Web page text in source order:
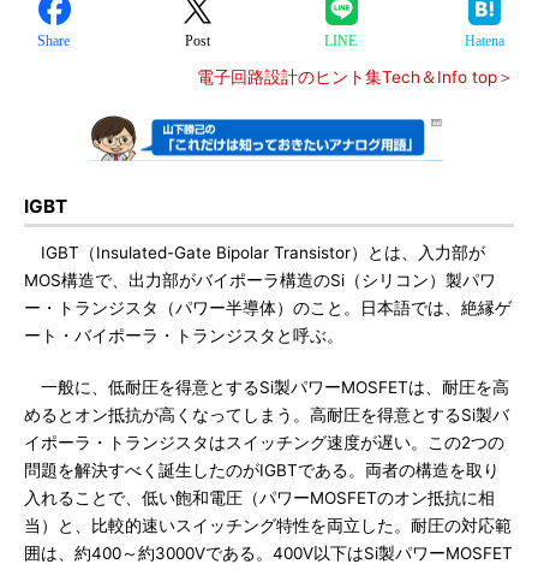
Share Post LINE Hatena
電子回路設計のヒント集Tech＆Info top＞
IGBT
IGBT（Insulated-Gate Bipolar Transistor）とは、入力部が
MOS構造で、出力部がバイポーラ構造のSi（シリコン）製パワ
ー・トランジスタ（パワー半導体）のこと。日本語では、絶縁ゲ
ート・バイポーラ・トランジスタと呼ぶ。
一般に、低耐圧を得意とするSi製パワーMOSFETは、耐圧を高
めるとオン抵抗が高くなってしまう。高耐圧を得意とするSi製バ
イポーラ・トランジスタはスイッチング速度が遅い。この2つの
問題を解決すべく誕生したのがIGBTである。両者の構造を取り
入れることで、低い飽和電圧（パワーMOSFETのオン抵抗に相
当）と、比較的速いスイッチング特性を両立した。耐圧の対応範
囲は、約400～約3000Vである。400V以下はSi製パワーMOSFET